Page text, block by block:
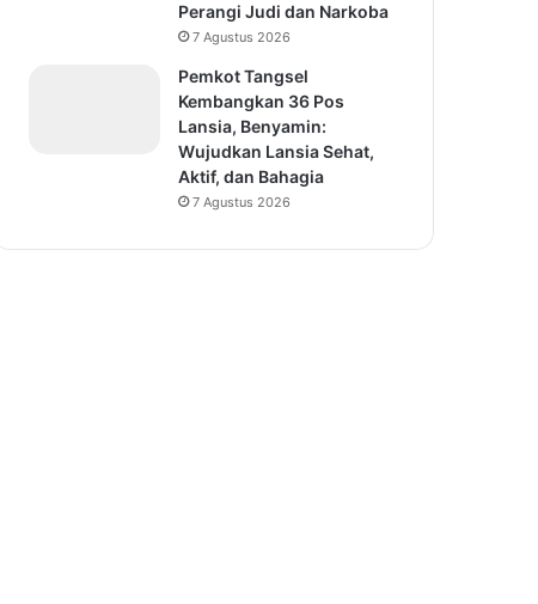
Perangi Judi dan Narkoba
7 Agustus 2026
Pemkot Tangsel
Kembangkan 36 Pos
Lansia, Benyamin:
Wujudkan Lansia Sehat,
Aktif, dan Bahagia
7 Agustus 2026